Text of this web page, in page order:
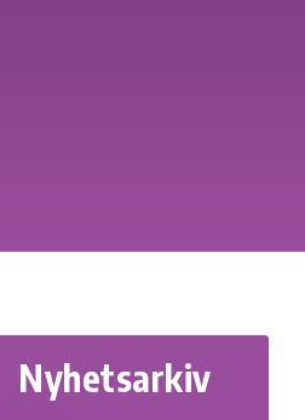
Nyhetsarkiv